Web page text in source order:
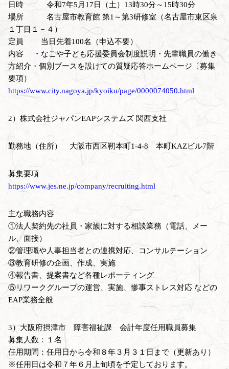
日時 令和7年5月17日（土）13時30分～15時30分
場所 名古屋市教育館 第1～第3研修室（名古屋市東区泉
１丁目１－４）
定員 当日先着100名（申込不要）
内容 ・なごや子ども応援委員会制度説明・先輩職員の働き
方紹介・個別ブースを設けての質疑応答ホームページ〔募集
要項）
https://www.city.nagoya.jp/kyoiku/page/0000074050.html
2）株式会社ジャパンEAPシステムズ 関西支社
勤務地（住所） 大阪市西区靭本町1-4-8 本町KAZビル7階
募集要項
https://www.jes.ne.jp/company/recruiting.html
主な職務内容
①法人契約先の社員・家族に対する相談業務（電話、メー
ル、面接）
②管理職や人事担当者との連携対応、コンサルテーション
③教育研修の企画、作成、実施
④報告書、提案書など各種レポーティング
⑤リワークグループの運営、実施、惨事ストレス対応 などの
EAP業務全般
3）大阪府摂津市 障害福祉課 会計年度任用職員募集
募集人数：１名
任用期間：任用日から令和８年３月３１日まで（更新あり）
※任用日は令和７年６月上旬頃を予定しております。